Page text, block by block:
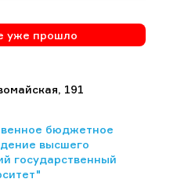
уже прошло
191
бюджетное
высшего
государственный